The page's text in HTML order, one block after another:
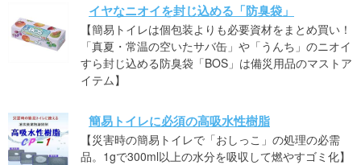
イヤなニオイを封じ込める「防臭袋」
【簡易トイレは個包装よりも必要資材をまとめ買い！
「真夏・常温の空いたサバ缶」や「うんち」のニオイ
すら封じ込める防臭袋「BOS」は備災用品のマストア
イテム】
簡易トイレに必須の高吸水性樹脂
【災害時の簡易トイレで「おしっこ」の処理の必需
品。1gで300ml以上の水分を吸収して燃やすゴミ化】